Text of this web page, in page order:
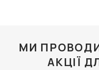
МИ
АКЦІЇ